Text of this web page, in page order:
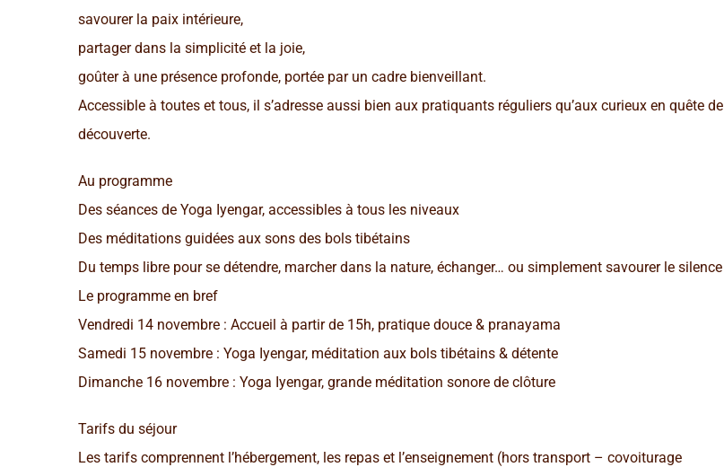
savourer la paix intérieure,
partager dans la simplicité et la joie,
goûter à une présence profonde, portée par un cadre bienveillant.
Accessible à toutes et tous, il s’adresse aussi bien aux pratiquants réguliers qu’aux curieux en quête de
découverte.
Au programme
Des séances de Yoga Iyengar, accessibles à tous les niveaux
Des méditations guidées aux sons des bols tibétains
Du temps libre pour se détendre, marcher dans la nature, échanger… ou simplement savourer le silence
Le programme en bref
Vendredi 14 novembre : Accueil à partir de 15h, pratique douce & pranayama
Samedi 15 novembre : Yoga Iyengar, méditation aux bols tibétains & détente
Dimanche 16 novembre : Yoga Iyengar, grande méditation sonore de clôture
Tarifs du séjour
Les tarifs comprennent l’hébergement, les repas et l’enseignement (hors transport – covoiturage